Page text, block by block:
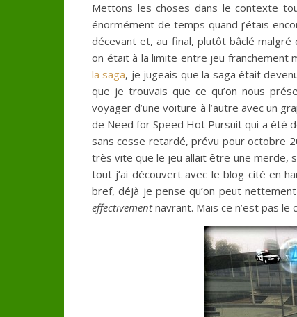
Mettons les choses dans le contexte
énormément de temps quand j’étais
décevant et, au final, plutôt bâclé
on était à la limite entre jeu franchement
la saga, je jugeais que la saga était
que je trouvais que ce qu’on nous
voyager d’une voiture à l’autre avec un
de Need for Speed Hot Pursuit qui a été
sans cesse retardé, prévu pour octobre
très vite que le jeu allait être une merde,
tout j’ai découvert avec le blog cité en
bref, déjà je pense qu’on peut
effectivementnavrant. Mais ce n’est pas le